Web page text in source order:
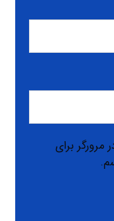
برای